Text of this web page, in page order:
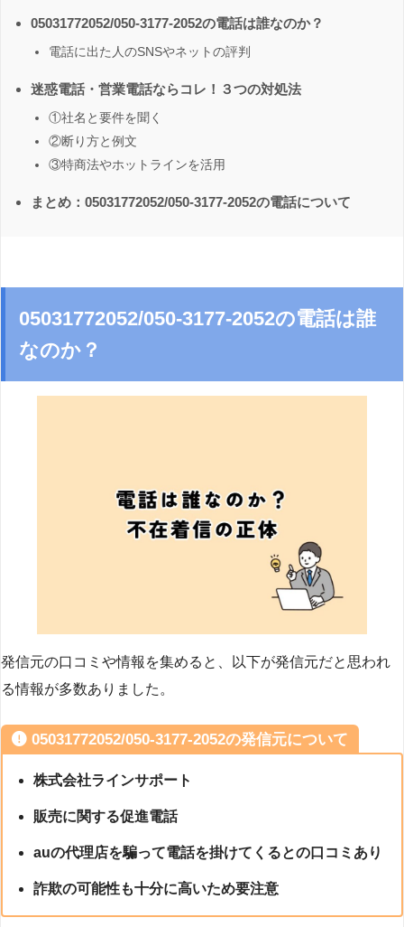
05031772052/050-3177-2052の電話は誰なのか？
電話に出た人のSNSやネットの評判
迷惑電話・営業電話ならコレ！３つの対処法
①社名と要件を聞く
②断り方と例文
③特商法やホットラインを活用
まとめ：05031772052/050-3177-2052の電話について
05031772052/050-3177-2052の電話は誰
なのか？
発信元の口コミや情報を集めると、以下が発信元だと思われ
る情報が多数ありました。
05031772052/050-3177-2052の発信元について
株式会社ラインサポート
販売に関する促進電話
auの代理店を騙って電話を掛けてくるとの口コミあり
詐欺の可能性も十分に高いため要注意